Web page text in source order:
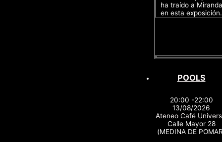
ha traído a Miranda
en esta exposición.
POOLS
20:00 -22:00
13/08/2026
Ateneo Café
Calle Mayor 28
(MEDINA DE